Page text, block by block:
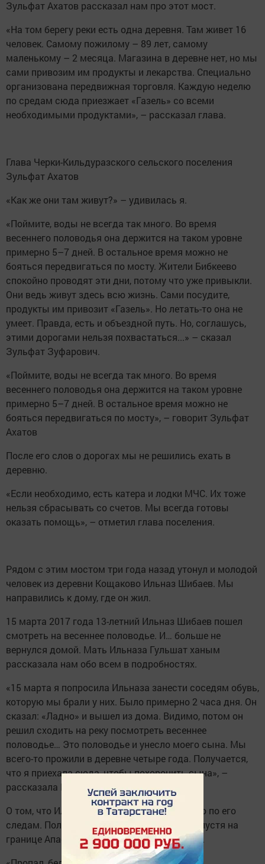
Зульфат Ахатов рассказал нам про этот мост.
«На том берегу реки есть одна деревня. Там живет 16
человек. Самому пожилому – 89 лет, самому
маленькому – 2 месяца. Магазина в деревне нет, но мы
сами привозим им продукты и лекарства. Специально
организована передвижная торговля. Каждую неделю
по средам сюда приезжает «Газель» со всеми
необходимыми продуктами», – рассказал глава.
Глава Черки-Кильдуразского сельского поселения
Зульфат Ахатов
«Как же они там живут?» – удивилась я.
«Поймите, воды не всегда так много. Во время
весеннего половодья она держится на таком уровне
примерно 5–7 дней. В остальное время можно не
бояться передвигаться по мосту. Жители Бибкеево
спокойно проводят эти дни, потому что уже привыкли.
Они ведь живут здесь всю жизнь. Сами посудите,
продукты им привозит «Газель». Но летать-то она не
умеет. Правда, есть и объездной путь. Но, соглашусь,
этими дорогами нельзя похвастаться...» – сказал
Зульфат Зуфарович.
«Поймите, воды не всегда так много. Во время
весеннего половодья она держится на таком уровне
примерно 5–7 дней. В остальное время можно не
бояться передвигаться по мосту», – говорит Зульфат
Ахатов
После его слов о дорогах мы не решились ехать в
деревню.
«Если необходимо, есть катера и лодки МЧС. Их тоже
нельзя сбрасывать со счетов. Мы всегда готовы
оказать помощь», – отметил глава поселения.
Рядом с этим мостом три года назад утонул и молодой
человек из деревни Кощаково Ильназ Шибаев. Мы
направились к дому, где он жил.
15 марта 2017 года 13-летний Ильназ Шибаев пошел
смотреть на весеннее половодье. И… больше не
вернулся домой. Мать Ильназа Гульшат ханым
рассказала нам обо всем в подробностях.
«15 марта я попросила Ильназа занести соседям обувь,
которую мы брали у них. Было примерно 2 часа дня. Он
сказал: «Ладно» и вышел из дома. Видимо, потом он
решил сходить на реку посмотреть весеннее
половодье… Это половодье и унесло моего сына. Мы
всего-то прожили в деревне четыре года. Получается,
что я приехала сюда, чтобы похоронить сына», –
рассказала Гульшат Шибаева.
О том, что Ильназ упал в реку, узнали только по его
следам. Полиция нашла тело два месяца спустя на
границе Апастовского и Буинского районов.